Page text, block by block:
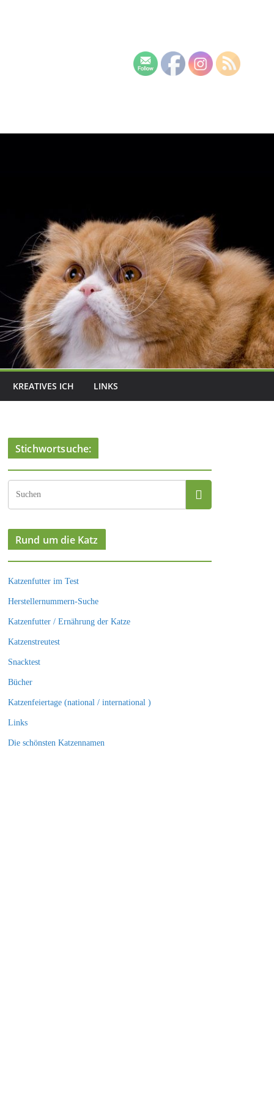
KREATIVES ICH LINKS
Stichwortsuche:
Rund um die Katz
Katzenfutter im Test
Herstellernummern-Suche
Katzenfutter / Ernährung der Katze
Katzenstreutest
Snacktest
Bücher
Katzenfeiertage (national / international )
Links
Die schönsten Katzennamen